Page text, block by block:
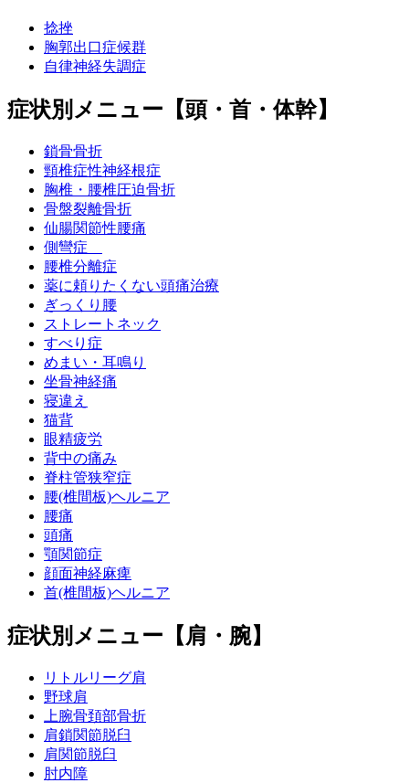
捻挫
胸郭出口症候群
自律神経失調症
症状別メニュー【頭・首・体幹】
鎖骨骨折
頸椎症性神経根症
胸椎・腰椎圧迫骨折
骨盤裂離骨折
仙腸関節性腰痛
側彎症
腰椎分離症
薬に頼りたくない頭痛治療
ぎっくり腰
ストレートネック
すべり症
めまい・耳鳴り
坐骨神経痛
寝違え
猫背
眼精疲労
背中の痛み
脊柱管狭窄症
腰(椎間板)ヘルニア
腰痛
頭痛
顎関節症
顔面神経麻痺
首(椎間板)ヘルニア
症状別メニュー【肩・腕】
リトルリーグ肩
野球肩
上腕骨頚部骨折
肩鎖関節脱臼
肩関節脱臼
肘内障